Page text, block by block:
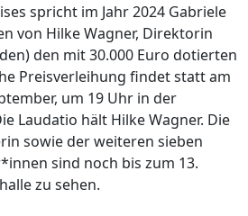
spricht im Jahr 2024 Gabriele
von Hilke Wagner, Direktorin
den mit 30.000 Euro dotierten
Preisverleihung findet statt am
um 19 Uhr in der
Laudatio hält Hilke Wagner. Die
sowie der weiteren sieben
sind noch bis zum 13.
zu sehen.